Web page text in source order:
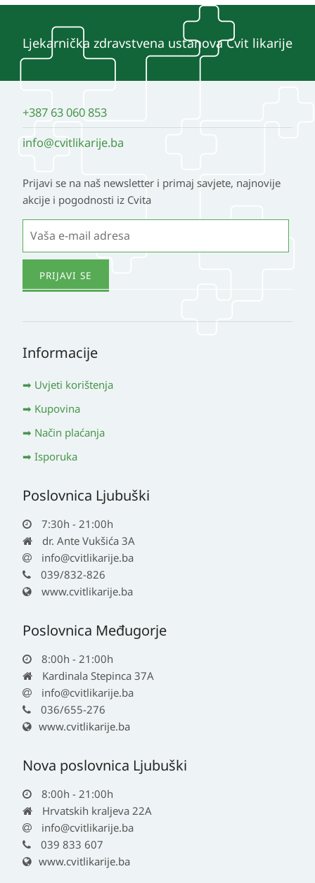
Ljekarnička zdravstvena ustanova Cvit likarije
+387 63 060 853
info@cvitlikarije.ba
Prijavi se na naš newsletter i primaj savjete, najnovije
akcije i pogodnosti iz Cvita
Informacije
Uvjeti korištenja
Kupovina
Način plaćanja
Isporuka
Poslovnica Ljubuški
7:30h - 21:00h
dr. Ante Vukšića 3A
info@cvitlikarije.ba
039/832-826
www.cvitlikarije.ba
Poslovnica Međugorje
8:00h - 21:00h
Kardinala Stepinca 37A
info@cvitlikarije.ba
036/655-276
www.cvitlikarije.ba
Nova poslovnica Ljubuški
8:00h - 21:00h
Hrvatskih kraljeva 22A
info@cvitlikarije.ba
039 833 607
www.cvitlikarije.ba